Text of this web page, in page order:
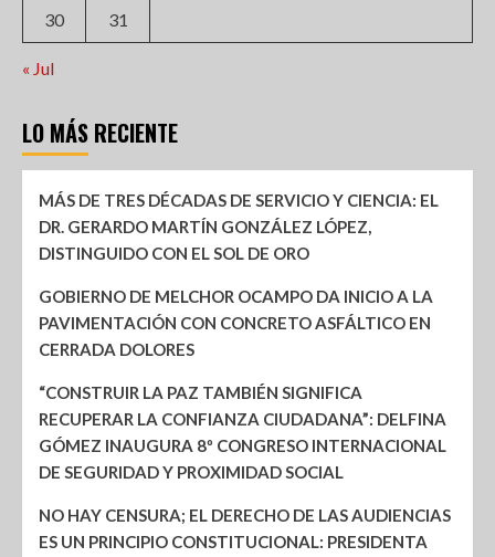
30 31
« Jul
LO MÁS RECIENTE
MÁS DE TRES DÉCADAS DE SERVICIO Y CIENCIA: EL
DR. GERARDO MARTÍN GONZÁLEZ LÓPEZ,
DISTINGUIDO CON EL SOL DE ORO
GOBIERNO DE MELCHOR OCAMPO DA INICIO A LA
PAVIMENTACIÓN CON CONCRETO ASFÁLTICO EN
CERRADA DOLORES
“CONSTRUIR LA PAZ TAMBIÉN SIGNIFICA
RECUPERAR LA CONFIANZA CIUDADANA”: DELFINA
GÓMEZ INAUGURA 8º CONGRESO INTERNACIONAL
DE SEGURIDAD Y PROXIMIDAD SOCIAL
NO HAY CENSURA; EL DERECHO DE LAS AUDIENCIAS
ES UN PRINCIPIO CONSTITUCIONAL: PRESIDENTA